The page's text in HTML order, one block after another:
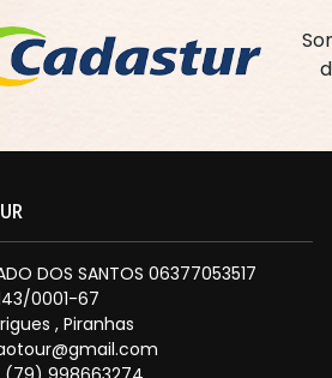
DOS SANTOS 06377053517
0001-67
, Piranhas